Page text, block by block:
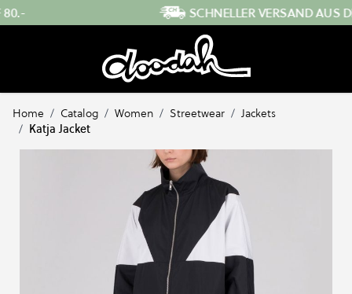
Direkt zum InhaltSCHNELLER VERSAND AUS DER SCHWEIZ
Home / Catalog / Women / Streetwear / Jackets
/ Katja Jacket